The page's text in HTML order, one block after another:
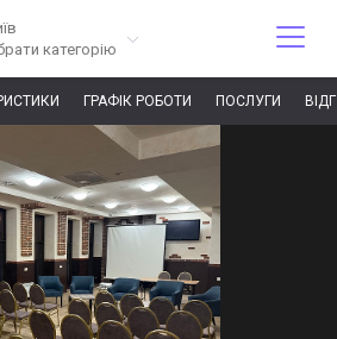
категорію
ГРАФІК РОБОТИ ПОСЛУГИ